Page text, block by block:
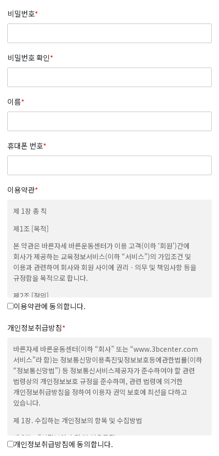
비밀번호*
비밀번호 확인*
이름*
휴대폰 번호*
이용약관*
제 1장 총 칙
제1조 [목적]
본 약관은 바른자세 바른운동센터가 이용 고객(이하 ‘회원’)간에
회사가 제공하는 교육정보서비스(이하 “서비스”)의 가입조건 및
이용과 관련하여 회사와 회원 사이에 권리ㆍ의무 및 책임사항 등을
규정함을 목적으로 합니다.
제2조 [정의]
① 본 약관에서 사용하는 용어의 정의는 다음과 같습니다.
1.”이용자”라 함은 “회사”의 웹사이트에 접속하여 본 약관에 따라
“회사”가 제공하는 “콘텐츠” 및 제반서비스를 이용하는 “회원” 및
“비회원”을 말합니다.
2.”회원”이라 함은 회사의 웹사이트에 접속하여 본 약관에 동의
함으로써 회사와 이용계약을 체결하고 아이디(ID)를 부여받은 자로서
회사가 제공하는 정보와 서비스를 지속적으로 이용할 수 있는 자를
말합니다.
3.”콘텐츠”라 함은 회사 웹사이트에서 제공하는 온라인 강좌 및 기타
관련정보를 의미함으로서, 정보통신망이용촉진 및 정보보호 등에
관한 법률 제2조 제1항 제1호의 규정에 의한 정보통신망에서
자료 또는 정보를 말합니다.
이용약관에 동의합니다.
개인정보취급방침*
바른자세 바른운동센터(이하 “회사” 또는 “www.3bcenter.com
서비스”라 함)는 정보통신망이용촉진및정보보호등에관한법률(이하
“정보통신망법”) 등 정보통신서비스제공자가 준수하여야 할 관련
법령상의 개인정보보호 규정을 준수하며, 관련 법령에 의거한
개인정보취급방침을 정하여 이용자 권익 보호에 최선을 다하고
있습니다.
제 1장. 수집하는 개인정보의 항목 및 수집방법
제 2장. 개인정보의 수집 및 이용목적
개인정보취급방침에 동의합니다.